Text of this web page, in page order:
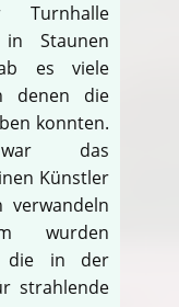
Turnhalle
Staunen
es viele
denen die
konnten.
das
Künstler
wurden
die in der
strahlende